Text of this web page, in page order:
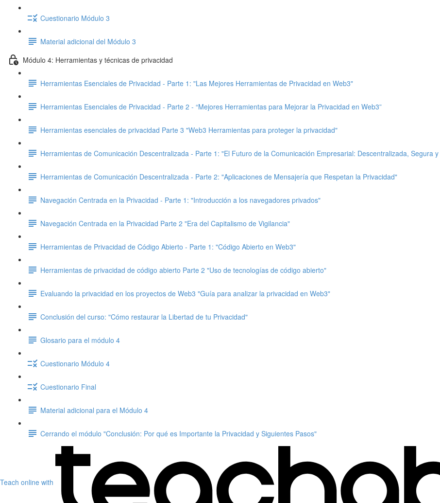
Cuestionario Módulo 3
Material adicional del Módulo 3
Módulo 4: Herramientas y técnicas de privacidad
Herramientas Esenciales de Privacidad - Parte 1: "Las Mejores Herramientas de Privacidad en Web3"
Herramientas Esenciales de Privacidad - Parte 2 - “Mejores Herramientas para Mejorar la Privacidad en Web3”
Herramientas esenciales de privacidad Parte 3 "Web3 Herramientas para proteger la privacidad"
Herramientas de Comunicación Descentralizada - Parte 1: "El Futuro de la Comunicación Empresarial: Descentralizada, Segura
Herramientas de Comunicación Descentralizada - Parte 2: "Aplicaciones de Mensajería que Respetan la Privacidad"
Navegación Centrada en la Privacidad - Parte 1: "Introducción a los navegadores privados"
Navegación Centrada en la Privacidad Parte 2 "Era del Capitalismo de Vigilancia"
Herramientas de Privacidad de Código Abierto - Parte 1: "Código Abierto en Web3"
Herramientas de privacidad de código abierto Parte 2 "Uso de tecnologías de código abierto"
Evaluando la privacidad en los proyectos de Web3 "Guía para analizar la privacidad en Web3"
Conclusión del curso: "Cómo restaurar la Libertad de tu Privacidad"
Glosario para el módulo 4
Cuestionario Módulo 4
Cuestionario Final
Material adicional para el Módulo 4
Cerrando el módulo "Conclusión: Por qué es Importante la Privacidad y Siguientes Pasos"
Teach online with